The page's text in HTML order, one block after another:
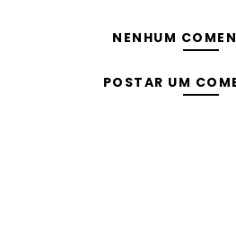
NENHUM
POSTAR UM